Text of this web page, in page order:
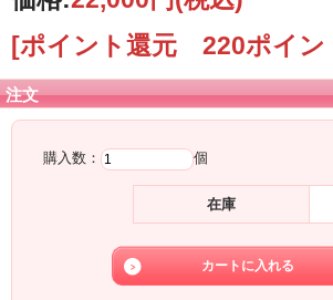
[ポイント還元 220ポイン
注文
購入数： 個
在庫